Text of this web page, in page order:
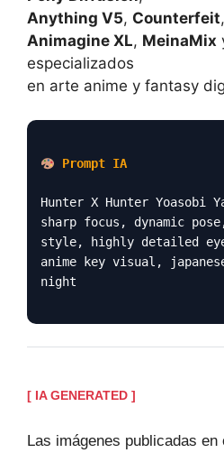
Anything V5, Counterfeit,
Animagine XL, MeinaMix
especializados
en arte anime y fantasy
Prompt IA
Hunter X Hunter Yoasobi
sharp focus, dynamic
style, highly detailed
anime key visual,
night
[ IA GENERATED ]
Las imágenes publicadas